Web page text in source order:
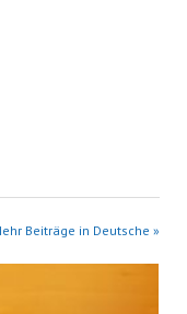
Beiträge in Deutsche »